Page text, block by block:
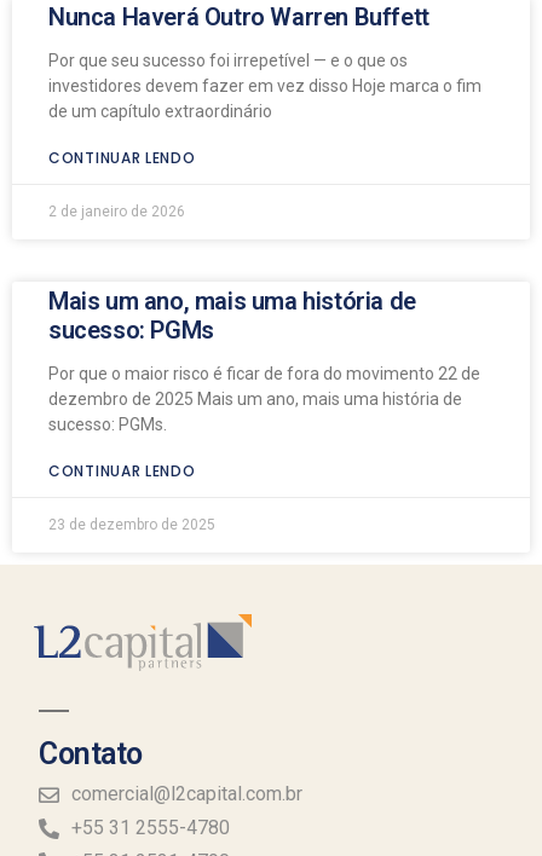
Nunca Haverá Outro Warren Buffett
Por que seu sucesso foi irrepetível — e o que os
investidores devem fazer em vez disso Hoje marca o fim
de um capítulo extraordinário
CONTINUAR LENDO
2 de janeiro de 2026
Mais um ano, mais uma história de
sucesso: PGMs
Por que o maior risco é ficar de fora do movimento 22 de
dezembro de 2025 Mais um ano, mais uma história de
sucesso: PGMs.
CONTINUAR LENDO
23 de dezembro de 2025
Contato
comercial@l2capital.com.br
+55 31 2555-4780